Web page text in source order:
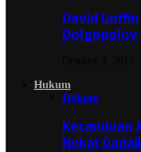
David
Dolgopolov
Hukum
Hukum
Kecanduan
Nekat